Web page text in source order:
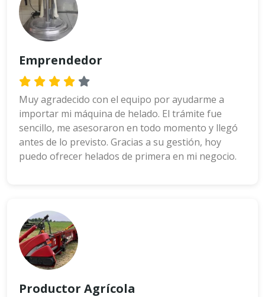
Emprendedor
Muy agradecido con el equipo por ayudarme a
importar mi máquina de helado. El trámite fue
sencillo, me asesoraron en todo momento y llegó
antes de lo previsto. Gracias a su gestión, hoy
puedo ofrecer helados de primera en mi negocio.
Productor Agrícola